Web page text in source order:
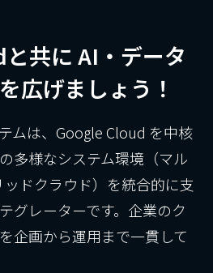
共に AI・データ
広げましょう！
ムは、Google Cloud を中核
多様なシステム環境（マル
ドクラウド）を統合的に支
グレーターです。企業のク
企画から運用まで一貫して